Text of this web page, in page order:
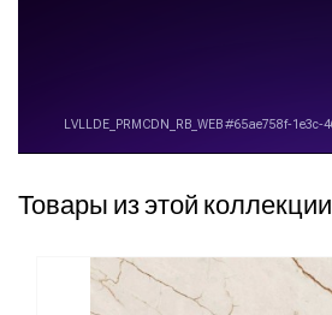
Товары из этой коллекции